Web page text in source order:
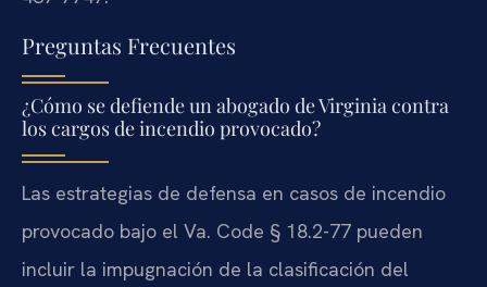
Preguntas Frecuentes
¿Cómo se defiende un abogado de Virginia contra
los cargos de incendio provocado?
Las estrategias de defensa en casos de incendio
provocado bajo el Va. Code § 18.2-77 pueden
incluir la impugnación de la clasificación del